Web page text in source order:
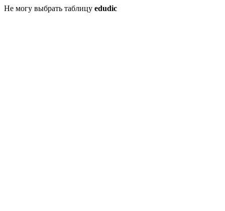
Не могу выбрать таблицу edudic